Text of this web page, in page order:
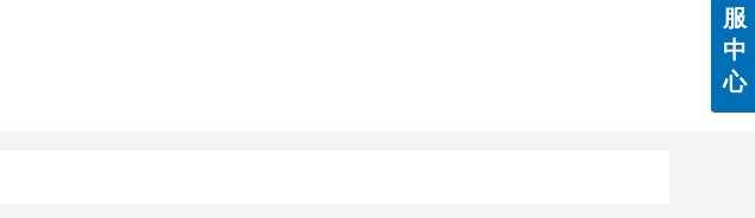
服
中
心